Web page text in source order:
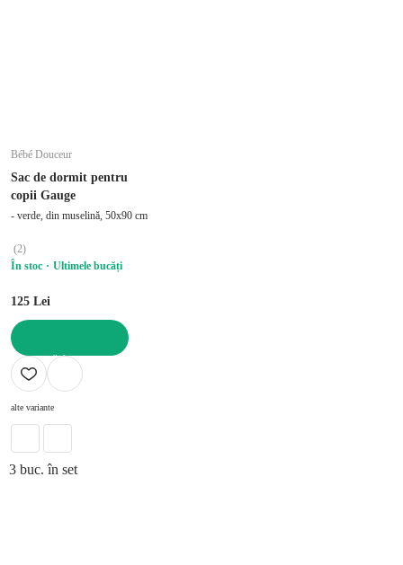
Bébé Douceur
Sac de dormit pentru
copii Gauge
- verde, din muselină, 50x90 cm
(2)
În stoc
Ultimele bucăți
125 Lei
ADAUGĂ ÎN COȘ
alte variante
3 buc. în set